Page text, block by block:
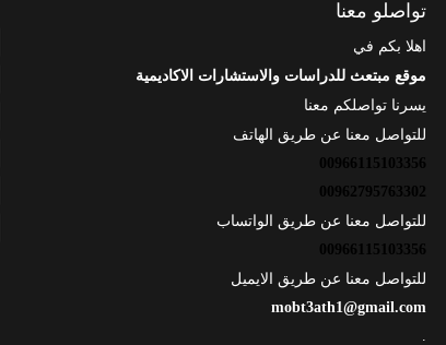
تواصلو معنا
اهلا بكم في
موقع مبتعث للدراسات والاستشارات الاكاديمية
يسرنا تواصلكم معنا
للتواصل معنا عن طريق الهاتف
00966115103356
00962795763302
للتواصل معنا عن طريق الواتساب
00966115103356
للتواصل معنا عن طريق الايميل
mobt3ath1@gmail.com